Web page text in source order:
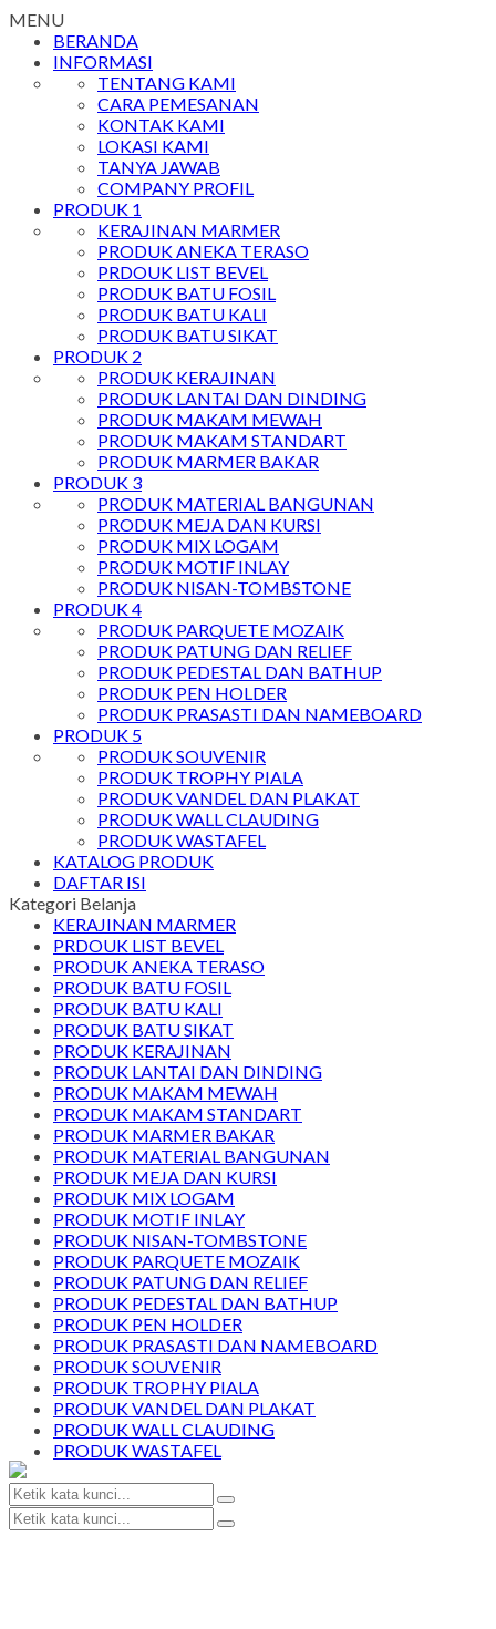
MENU
BERANDA
INFORMASI
TENTANG KAMI
CARA PEMESANAN
KONTAK KAMI
LOKASI KAMI
TANYA JAWAB
COMPANY PROFIL
PRODUK 1
KERAJINAN MARMER
PRODUK ANEKA TERASO
PRDOUK LIST BEVEL
PRODUK BATU FOSIL
PRODUK BATU KALI
PRODUK BATU SIKAT
PRODUK 2
PRODUK KERAJINAN
PRODUK LANTAI DAN DINDING
PRODUK MAKAM MEWAH
PRODUK MAKAM STANDART
PRODUK MARMER BAKAR
PRODUK 3
PRODUK MATERIAL BANGUNAN
PRODUK MEJA DAN KURSI
PRODUK MIX LOGAM
PRODUK MOTIF INLAY
PRODUK NISAN-TOMBSTONE
PRODUK 4
PRODUK PARQUETE MOZAIK
PRODUK PATUNG DAN RELIEF
PRODUK PEDESTAL DAN BATHUP
PRODUK PEN HOLDER
PRODUK PRASASTI DAN NAMEBOARD
PRODUK 5
PRODUK SOUVENIR
PRODUK TROPHY PIALA
PRODUK VANDEL DAN PLAKAT
PRODUK WALL CLAUDING
PRODUK WASTAFEL
KATALOG PRODUK
DAFTAR ISI
Kategori Belanja
KERAJINAN MARMER
PRDOUK LIST BEVEL
PRODUK ANEKA TERASO
PRODUK BATU FOSIL
PRODUK BATU KALI
PRODUK BATU SIKAT
PRODUK KERAJINAN
PRODUK LANTAI DAN DINDING
PRODUK MAKAM MEWAH
PRODUK MAKAM STANDART
PRODUK MARMER BAKAR
PRODUK MATERIAL BANGUNAN
PRODUK MEJA DAN KURSI
PRODUK MIX LOGAM
PRODUK MOTIF INLAY
PRODUK NISAN-TOMBSTONE
PRODUK PARQUETE MOZAIK
PRODUK PATUNG DAN RELIEF
PRODUK PEDESTAL DAN BATHUP
PRODUK PEN HOLDER
PRODUK PRASASTI DAN NAMEBOARD
PRODUK SOUVENIR
PRODUK TROPHY PIALA
PRODUK VANDEL DAN PLAKAT
PRODUK WALL CLAUDING
PRODUK WASTAFEL